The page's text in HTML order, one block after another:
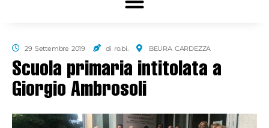
29 Settembre 2019 di ro.bi. BEURA CARDEZZA
Scuola primaria intitolata a
Giorgio Ambrosoli